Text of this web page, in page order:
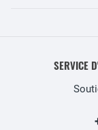
SERVICE